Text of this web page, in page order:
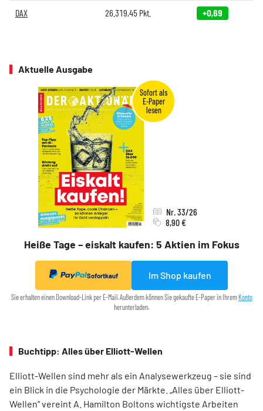
DAX 26.319,45 Pkt. +0,69
Aktuelle Ausgabe
Heiße Tage – eiskalt kaufen: 5 Aktien im Fokus
Nr. 33/26
8,90 €
Sofortkauf Im Shop kaufen
Sie erhalten einen Download-Link per E-Mail. Außerdem können Sie gekaufte E-Paper in Ihrem Konto
herunterladen.
Buchtipp: Alles über Elliott-Wellen
Elliott-Wellen sind mehr als ein Analysewerkzeug – sie sind
ein Blick in die Psychologie der Märkte. „Alles über Elliott-
Wellen“ vereint A. Hamilton Boltons wichtigste Arbeiten